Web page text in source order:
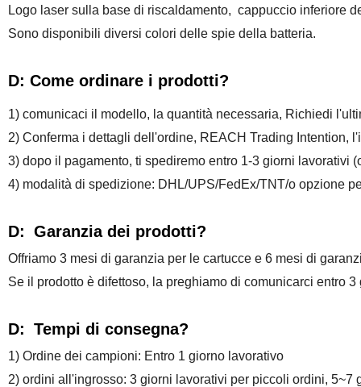
Logo laser sulla base di riscaldamento, cappuccio inferiore
Sono disponibili diversi colori delle spie della batteria.
D: Come ordinare i prodotti?
1) comunicaci il modello, la quantità necessaria, Richiedi
2) Conferma i dettagli dell'ordine, REACH Trading Intention,
3) dopo il pagamento, ti spediremo entro 1-3 giorni lavorativi
4) modalità di spedizione: DHL/UPS/FedEx/TNT/o opzione
D: Garanzia dei prodotti?
Offriamo 3 mesi di garanzia per le cartucce e 6 mesi di
Se il prodotto è difettoso, la preghiamo di comunicarci entro
D: Tempi di consegna?
1) Ordine dei campioni: Entro 1 giorno lavorativo
2) ordini all'ingrosso: 3 giorni lavorativi per piccoli ordini,